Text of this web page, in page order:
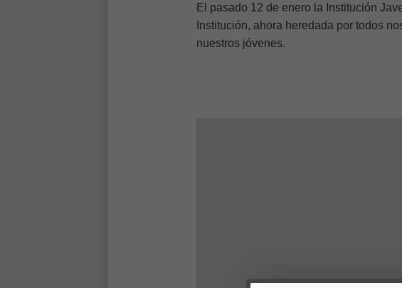
El pasado 12 de enero la Institución
Institución, ahora heredada por todos
nuestros jóvenes.